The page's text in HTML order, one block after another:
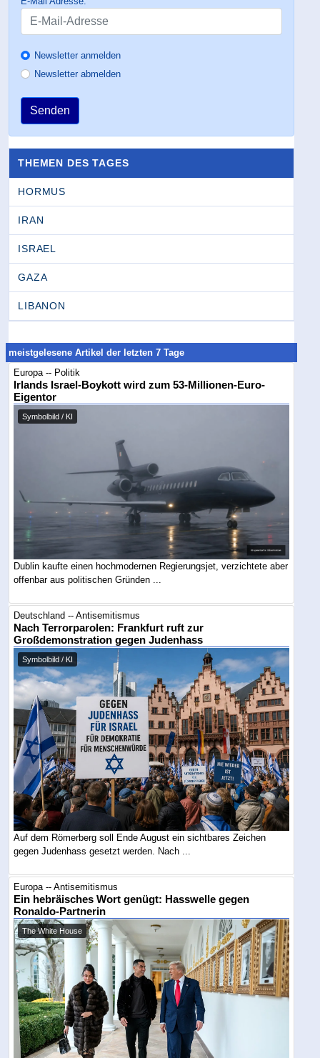
Newsletter anmelden
Newsletter abmelden
Senden
THEMEN DES TAGES
HORMUS
IRAN
ISRAEL
GAZA
LIBANON
meistgelesene Artikel der letzten 7 Tage
Europa -- Politik
Irlands Israel-Boykott wird zum 53-Millionen-Euro-
Eigentor
Symbolbild / KI
Dublin kaufte einen hochmodernen Regierungsjet, verzichtete aber
offenbar aus politischen Gründen ...
Deutschland -- Antisemitismus
Nach Terrorparolen: Frankfurt ruft zur
Großdemonstration gegen Judenhass
Symbolbild / KI
Auf dem Römerberg soll Ende August ein sichtbares Zeichen
gegen Judenhass gesetzt werden. Nach ...
Europa -- Antisemitismus
Ein hebräisches Wort genügt: Hasswelle gegen
Ronaldo-Partnerin
The White House